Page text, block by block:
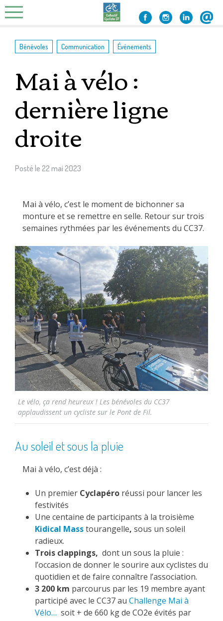
Skip
to
Bénévoles Communication Événements
Mai à vélo :
dernière ligne
droite
Posté le 22 mai 2023
Mai à vélo, c’est le moment de bichonner sa
monture et se remettre en selle. Retour sur trois
semaines rythmées par les événements du CC37.
Le vélo, ça rend heureux ! Les bénévoles du CC37
applaudissent un cycliste sur le Pont de Fil.
Au soleil et sous la pluie
Mai à vélo, c’est déjà :
Un premier Cyclapéro réussi pour lancer les
festivités
Une centaine de participants à la troisième
Kidical Masstourangelle, sous un soleil
radieux.
Trois clappings, dont un sous la pluie :
l’occasion de donner le sourire aux cyclistes du
quotidien et de faire connaître l’association.
3 200 km parcourus par les 19 membre ayant
participé avec le CC37 au Challenge Mai à
Vélo… soit + de 660 kg de CO2e évités par